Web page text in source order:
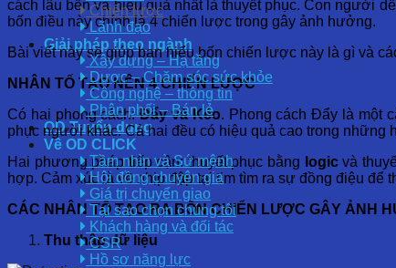
Chiến lược
Lãnh đạo
Giải pháp theo ngành
Xây dựng – Hạ tầng
Dược – Chăm sóc sức khỏe
Công nghệ – thông tin
Phân phối – Bán lẻ
OD Tuyển dụng
Về OD CLICK
Tầm nhìn và Sứ mệnh
Hội đồng chuyên gia
Giá trị chuyển giao
Tại sao chọn chúng tôi
Khách hàng và đối tác
CSR
Hồ sơ năng lực
cách lâu bền và hiệu quả nhất là thuyết phục. Con người
bốn điều này chính là 4 chiến lược trong gây ảnh hưởng.
Bài viết này sẽ giúp bạn hiểu bốn chiến lược này là gì và
NHÂN TỐ TẠO NÊN 4 CHIẾN LƯỢC
Có hai phong cách:Đẩy và Kéo. Phong cách Đẩy là một
phục người khác. Cả hai đều có hiệu quả cao trong những
Hai phương pháp tiếp cận: thuyết phục bằng logicvà
hợp. Cảm xúc là về nhịp đập tại tim tìm ra sự đồng điệu để
CÁC NHÂN TỐ TẠO RA BỐN CHIẾN LƯỢC GÂY ẢNH
Thu thập dữ liệu